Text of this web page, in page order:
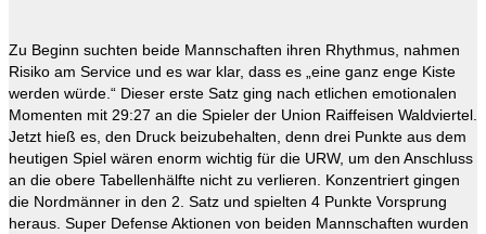
Zu Beginn suchten beide Mannschaften ihren Rhythmus, nahmen
Risiko am Service und es war klar, dass es „eine ganz enge Kiste
werden würde.“ Dieser erste Satz ging nach etlichen emotionalen
Momenten mit 29:27 an die Spieler der Union Raiffeisen Waldviertel.
Jetzt hieß es, den Druck beizubehalten, denn drei Punkte aus dem
heutigen Spiel wären enorm wichtig für die URW, um den Anschluss
an die obere Tabellenhälfte nicht zu verlieren. Konzentriert gingen
die Nordmänner in den 2. Satz und spielten 4 Punkte Vorsprung
heraus. Super Defense Aktionen von beiden Mannschaften wurden